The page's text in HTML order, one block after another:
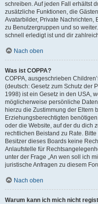
schreiben. Auf jeden Fall erhältst
zusätzliche Funktionen, die
Avatarbilder, Private Nachrichten,
zu Benutzergruppen und so
schnell erledigt ist und dir
Nach oben
Was ist COPPA?
COPPA, ausgeschrieben
(deutsch: Gesetz zum Schutz der
1998) ist ein Gesetz in den USA,
möglicherweise persönliche
hierzu die Zustimmung der Eltern
Erziehungsberechtigten
oder die Website, auf der du dich
rechtlichen Beistand zu Rate.
Besitzer dieses Boards keine
Anlaufstelle für
unter der Frage „An wen soll ich
juristische Anfragen zu diesem
Nach oben
Warum kann ich mich nicht